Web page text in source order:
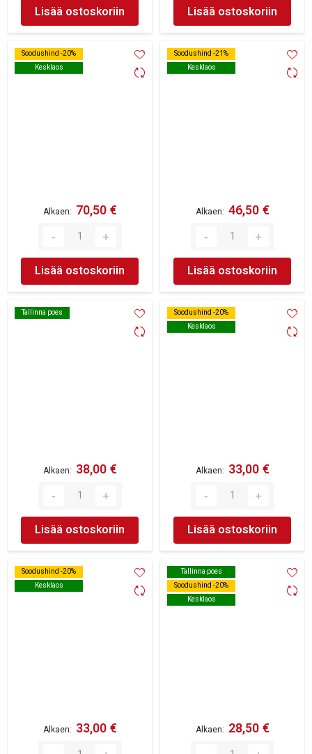
Lisää ostoskoriin Lisää ostoskoriin
Soodushind -20%
Kesklaos
Soodushind -20%
Kesklaos
Alkaen 70,50 €
Lisää ostoskoriin
Soodushind -21%
Kesklaos
Soodushind -21%
Kesklaos
Alkaen 46,50 €
Lisää ostoskoriin
Tallinna poes
Tallinna poes
Alkaen 38,00 €
Lisää ostoskoriin
Soodushind -20%
Kesklaos
Soodushind -20%
Kesklaos
Alkaen 33,00 €
Lisää ostoskoriin
Soodushind -20%
Kesklaos
Soodushind -20%
Kesklaos
Alkaen 33,00 €
Tallinna poes
Soodushind -20%
Kesklaos
Tallinna poes
Soodushind -20%
Kesklaos
Alkaen 28,50 €